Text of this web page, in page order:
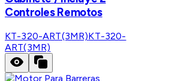
Controles Remotos
KT-320-ART(3MR)KT-320-
ART(3MR)